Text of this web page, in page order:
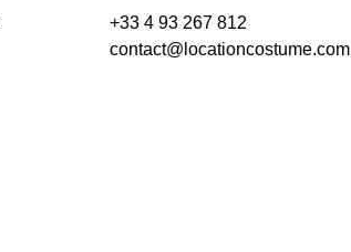
+33 4 93 267 812
contact@locationcostume.com